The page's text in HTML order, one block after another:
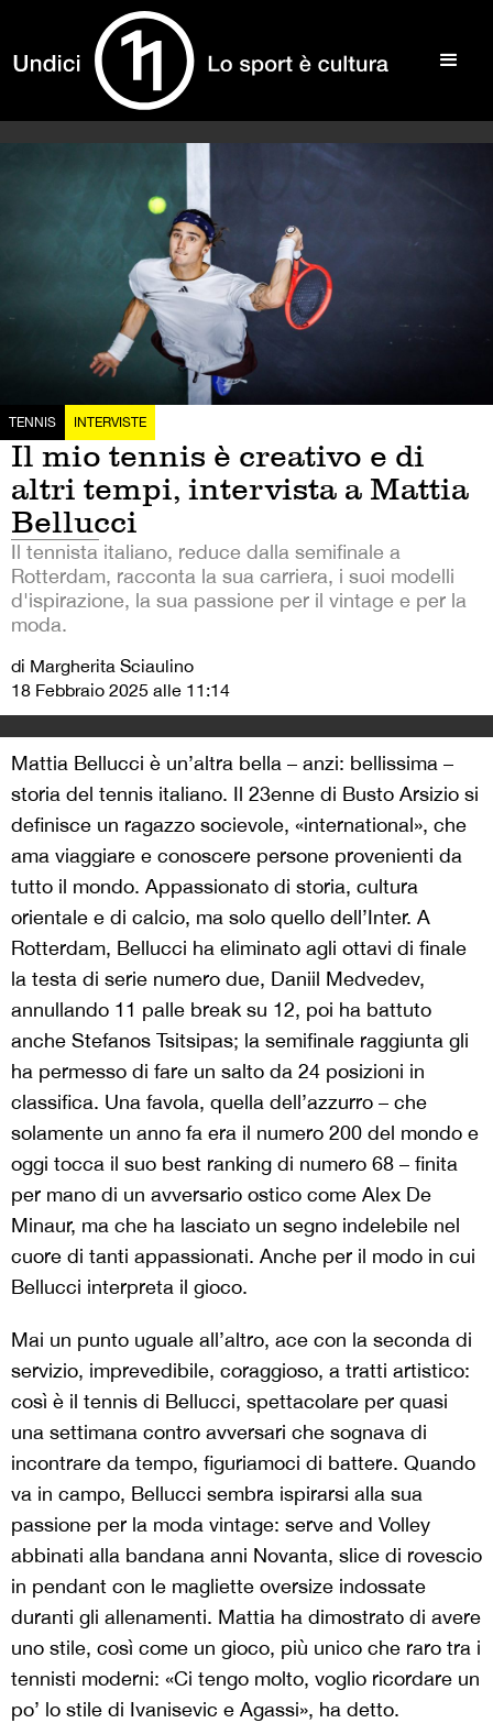
TENNIS INTERVISTE
Il mio tennis è creativo e di
altri tempi, intervista a Mattia
Bellucci
Il tennista italiano, reduce dalla semifinale a
Rotterdam, racconta la sua carriera, i suoi modelli
d'ispirazione, la sua passione per il vintage e per la
moda.
di Margherita Sciaulino
18 Febbraio 2025 alle 11:14
Mattia Bellucci è un’altra bella – anzi: bellissima –
storia del tennis italiano. Il 23enne di Busto Arsizio si
definisce un ragazzo socievole, «international», che
ama viaggiare e conoscere persone provenienti da
tutto il mondo. Appassionato di storia, cultura
orientale e di calcio, ma solo quello dell’Inter. A
Rotterdam, Bellucci ha eliminato agli ottavi di finale
la testa di serie numero due, Daniil Medvedev,
annullando 11 palle break su 12, poi ha battuto
anche Stefanos Tsitsipas; la semifinale raggiunta gli
ha permesso di fare un salto da 24 posizioni in
classifica. Una favola, quella dell’azzurro – che
solamente un anno fa era il numero 200 del mondo e
oggi tocca il suo best ranking di numero 68 – finita
per mano di un avversario ostico come Alex De
Minaur, ma che ha lasciato un segno indelebile nel
cuore di tanti appassionati. Anche per il modo in cui
Bellucci interpreta il gioco.
Mai un punto uguale all’altro, ace con la seconda di
servizio, imprevedibile, coraggioso, a tratti artistico:
così è il tennis di Bellucci, spettacolare per quasi
una settimana contro avversari che sognava di
incontrare da tempo, figuriamoci di battere. Quando
va in campo, Bellucci sembra ispirarsi alla sua
passione per la moda vintage: serve and Volley
abbinati alla bandana anni Novanta, slice di rovescio
in pendant con le magliette oversize indossate
duranti gli allenamenti. Mattia ha dimostrato di avere
uno stile, così come un gioco, più unico che raro tra i
tennisti moderni: «Ci tengo molto, voglio ricordare un
po’ lo stile di Ivanisevic e Agassi», ha detto.